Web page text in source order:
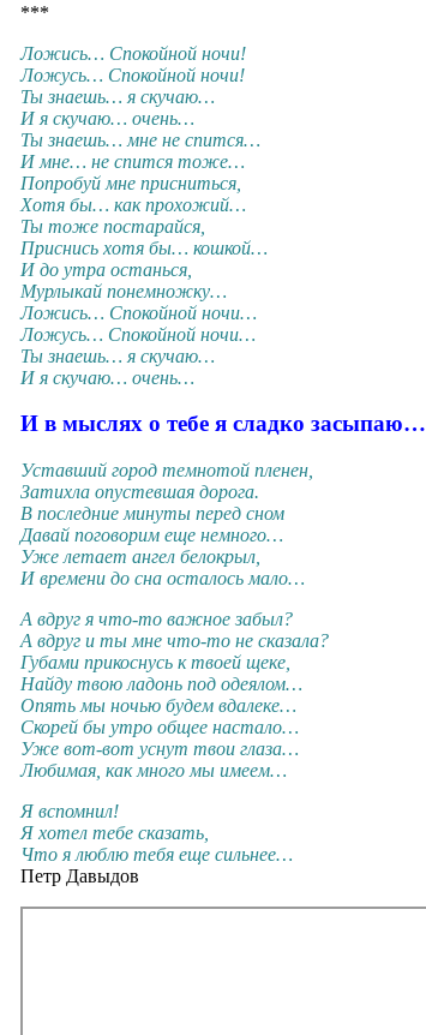
***
Ложись… Спокойной ночи!
Ложусь… Спокойной ночи!
Ты знаешь… я скучаю…
И я скучаю… очень…
Ты знаешь… мне не спится…
И мне… не спится тоже…
Попробуй мне присниться,
Хотя бы… как прохожий…
Ты тоже постарайся,
Приснись хотя бы… кошкой…
И до утра останься,
Мурлыкай понемножку…
Ложись… Спокойной ночи…
Ложусь… Спокойной ночи…
Ты знаешь… я скучаю…
И я скучаю… очень…
И в мыслях о тебе я сладко засыпаю…
Уставший город темнотой пленен,
Затихла опустевшая дорога.
В последние минуты перед сном
Давай поговорим еще немного…
Уже летает ангел белокрыл,
И времени до сна осталось мало…
А вдруг я что-то важное забыл?
А вдруг и ты мне что-то не сказала?
Губами прикоснусь к твоей щеке,
Найду твою ладонь под одеялом…
Опять мы ночью будем вдалеке…
Скорей бы утро общее настало…
Уже вот-вот уснут твои глаза…
Любимая, как много мы имеем…
Я вспомнил!
Я хотел тебе сказать,
Что я люблю тебя еще сильнее…
Петр Давыдов